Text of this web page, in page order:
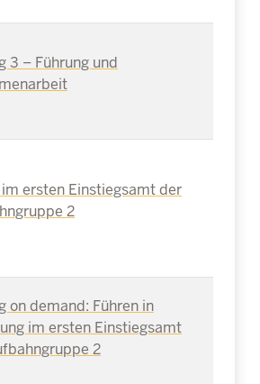
3 – Führung und
im ersten Einstiegsamt der
2
on demand: Führen in
im ersten Einstiegsamt
2